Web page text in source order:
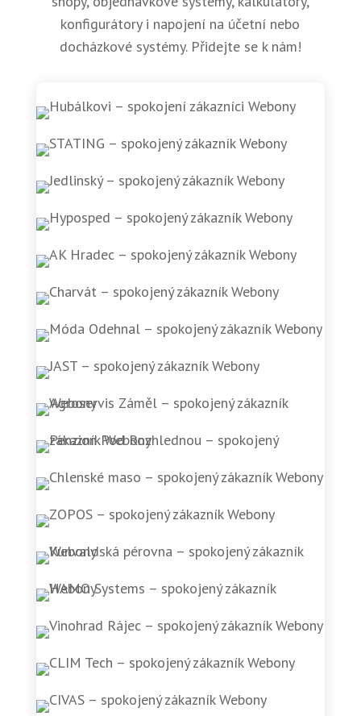
konfigurátory i napojení na účetní nebo
docházkové systémy. Přidejte se k nám!